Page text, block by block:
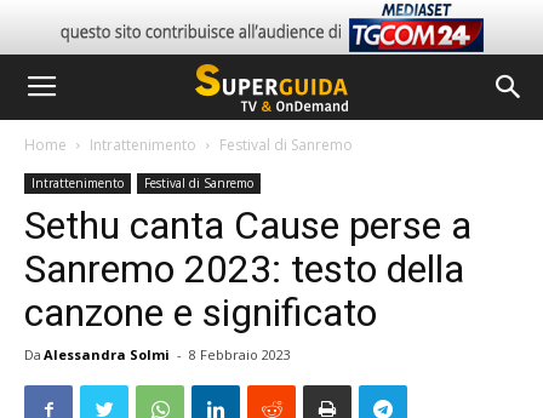
Home Intrattenimento Festival di Sanremo
Intrattenimento Festival di Sanremo
Sethu canta Cause perse a
Sanremo 2023: testo della
canzone e significato
Da Alessandra Solmi - 8 Febbraio 2023